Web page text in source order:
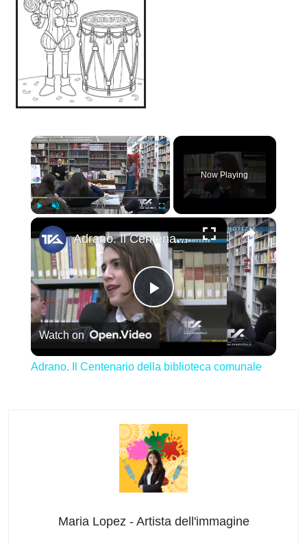
×
Now Playing
×
Play
Video
Adrano. Il Centenario della biblioteca comunale
Watch on
Adrano. Il Centenario della biblioteca comunale
Maria Lopez - Artista dell'immagine